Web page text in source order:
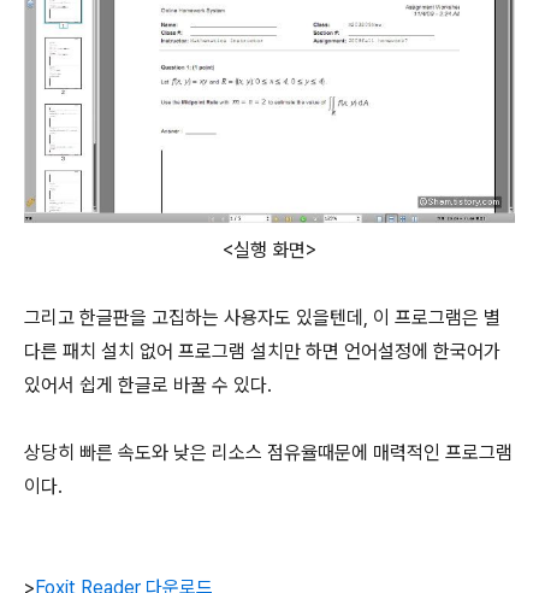
<실행 화면>
그리고 한글판을 고집하는 사용자도 있을텐데, 이 프로그램은 별
다른 패치 설치 없어 프로그램 설치만 하면 언어설정에 한국어가
있어서 쉽게 한글로 바꿀 수 있다.
상당히 빠른 속도와 낮은 리소스 점유율때문에 매력적인 프로그램
이다.
>Foxit Reader 다운로드